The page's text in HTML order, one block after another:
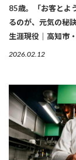
85歳。「お客とよ
るのが、元気の秘
生涯現役｜高知市
2026.02.12